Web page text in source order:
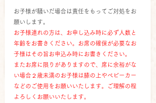
お子様が騒いだ場合は責任をもってご対処をお
願いします。
お子様連れの方は、お申し込み時に必ず人数と
年齢をお書きください。お席の確保が必要なお
子様はその旨お申込み時にお書きください。
またお席に限りがありますので、席に余裕がな
い場合２歳未満のお子様は膝の上やベビーカー
などのご使用をお願いいたします。ご理解の程
よろしくお願いいたします。